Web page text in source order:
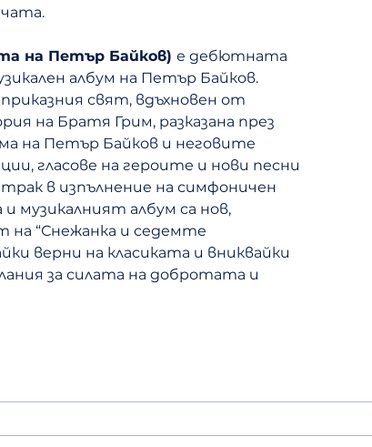
на Петър Байков) е дебютната
албум на Петър Байков.
свят, вдъхновен от
на Братя Грим, разказана през
на Петър Байков и неговите
гласове на героите и нови песни
в изпълнение на симфоничен
музикалният албум са нов,
на “Снежанка и седемте
верни на класиката и вниквайки
за силата на добротата и